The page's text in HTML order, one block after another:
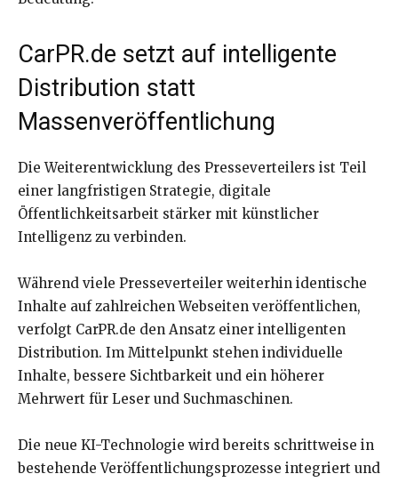
CarPR.de setzt auf intelligente
Distribution statt
Massenveröffentlichung
Die Weiterentwicklung des Presseverteilers ist Teil
einer langfristigen Strategie, digitale
Öffentlichkeitsarbeit stärker mit künstlicher
Intelligenz zu verbinden.
Während viele Presseverteiler weiterhin identische
Inhalte auf zahlreichen Webseiten veröffentlichen,
verfolgt CarPR.de den Ansatz einer intelligenten
Distribution. Im Mittelpunkt stehen individuelle
Inhalte, bessere Sichtbarkeit und ein höherer
Mehrwert für Leser und Suchmaschinen.
Die neue KI-Technologie wird bereits schrittweise in
bestehende Veröffentlichungsprozesse integriert und